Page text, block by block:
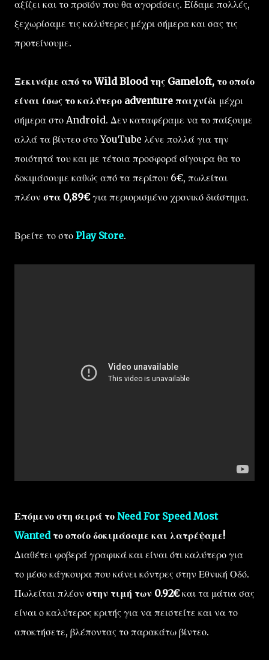
αξίζει και το προϊόν που θα αγοράσεις. Είδαμε πολλές,
ξεχωρίσαμε τις καλύτερες μέχρι σήμερα και σας τις
προτείνουμε.
Ξεκινάμε από το Wild Blood της Gameloft, το οποίο
είναι ίσως το καλύτερο adventure παιχνίδι μέχρι
σήμερα στο Android. Δεν καταφέραμε να το παίξουμε
αλλά τα βίντεο στο YouTube λένε πολλά για την
ποιότητά του και με τέτοια προσφορά σίγουρα θα το
δοκιμάσουμε καθώς από τα περίπου 6€, πωλείται
πλέον στα 0,89€για περιορισμένο χρονικό διάστημα.
Βρείτε το στο Play Store.
Επόμενο στη σειρά το Need For Speed Most
Wantedτο οποίο δοκιμάσαμε και λατρέψαμε!
Διαθέτει φοβερά γραφικά και είναι ότι καλύτερο για
το μέσο κάγκουρα που κάνει κόντρες στην Εθνική Οδό.
Πωλείται πλέον στην τιμή των 0.92€και τα μάτια σας
είναι ο καλύτερος κριτής για να πειστείτε και να το
αποκτήσετε, βλέποντας το παρακάτω βίντεο.